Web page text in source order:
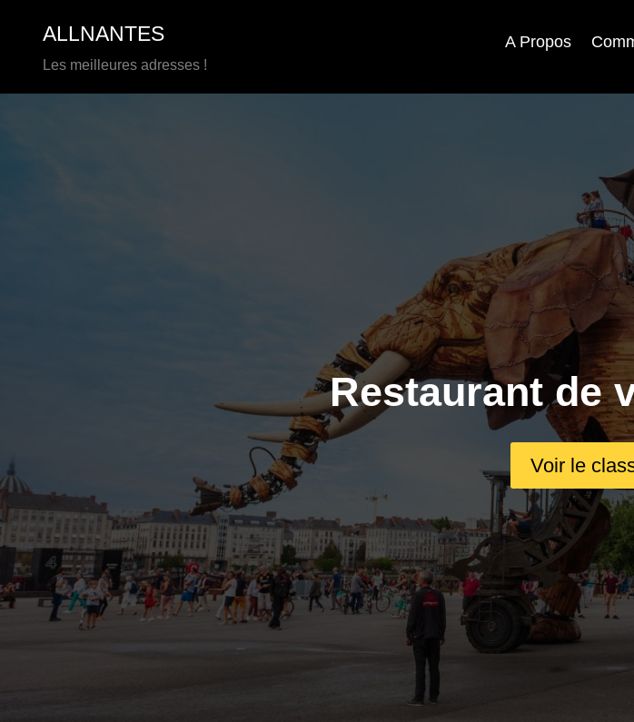
contenu
ALLNANTES
Les meilleures adresses !
A Propos
Restaurant de
Voir le